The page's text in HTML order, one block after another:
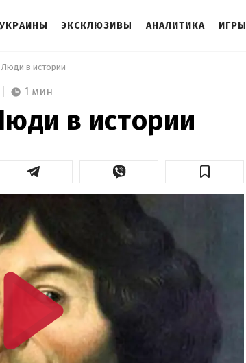
ЭКСКЛЮЗИВЫ АНАЛИТИКА ИГРЫ
в истории
1 мин
в истории